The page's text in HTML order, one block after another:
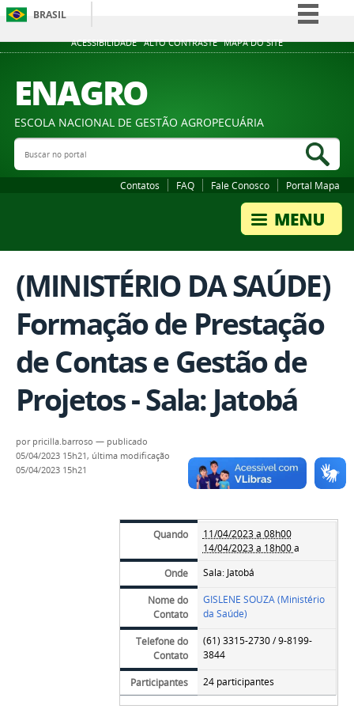
ACESSIBILIDADE ALTO CONTRASTE MAPA DO SITE
BRASIL
Simplifique!
Acesso à informação
Legislação
ENAGRO
ESCOLA NACIONAL DE GESTÃO AGROPECUÁRIA
Buscar no portal
Contatos FAQ Fale Conosco Portal Mapa
(MINISTÉRIO DA SAÚDE)
Formação de Prestação
de Contas e Gestão de
Projetos - Sala: Jatobá
por pricilla.barroso — publicado
05/04/2023 15h21, última modificação
05/04/2023 15h21
Quando
11/04/2023 a 08h00
14/04/2023 a 18h00a
Onde
Sala: Jatobá
Nome do
Contato
GISLENE SOUZA (Ministério
da Saúde)
Telefone do
Contato
(61) 3315-2730 / 9-8199-
3844
Participantes 24 participantes